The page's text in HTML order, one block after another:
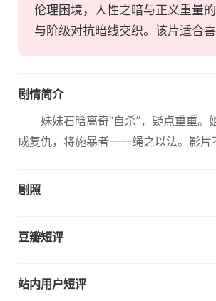
伦理困境，人性之暗与正义重量
与阶级对抗暗线交织。该片适合
剧情简介
妹妹石晗离奇“自杀”，疑点重重
成复仇，将施暴者一一绳之以法。影
剧照
豆瓣短评
站内用户短评